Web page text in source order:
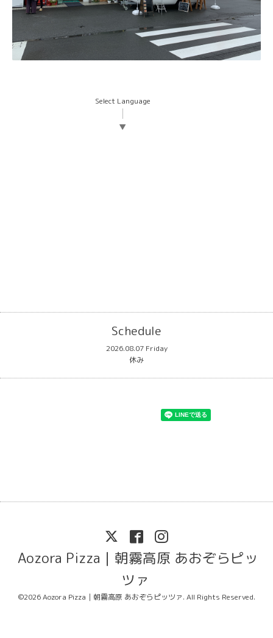
Select Language
▼
Schedule
2026.08.07 Friday
休み
Aozora Pizza｜朝霧高原 あおぞらピッ
ツァ
©2026Aozora Pizza｜朝霧高原 あおぞらピッツァ. All Rights Reserved.